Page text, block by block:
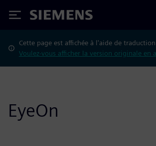
Siemens
Cette page est affichée à l'aide de
Voulez-vous afficher la version originale en
EyeOn